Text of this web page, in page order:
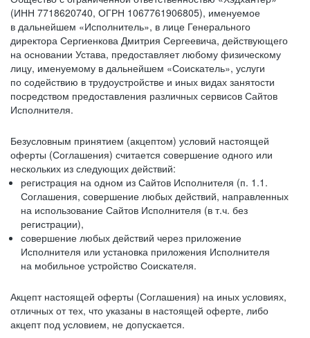
(ИНН 7718620740, ОГРН 1067761906805), именуемое
в дальнейшем «Исполнитель», в лице Генерального
директора Сергиенкова Дмитрия Сергеевича, действующего
на основании Устава, предоставляет любому физическому
лицу, именуемому в дальнейшем «Соискатель», услуги
по содействию в трудоустройстве и иных видах занятости
посредством предоставления различных сервисов Сайтов
Исполнителя.
Безусловным принятием (акцептом) условий настоящей
оферты (Соглашения) считается совершение одного или
нескольких из следующих действий:
регистрация на одном из Сайтов Исполнителя (п. 1.1.
Соглашения, совершение любых действий, направленных
на использование Сайтов Исполнителя (в т.ч. без
регистрации),
совершение любых действий через приложение
Исполнителя или установка приложения Исполнителя
на мобильное устройство Соискателя.
Акцепт настоящей оферты (Соглашения) на иных условиях,
отличных от тех, что указаны в настоящей оферте, либо
акцепт под условием, не допускается.